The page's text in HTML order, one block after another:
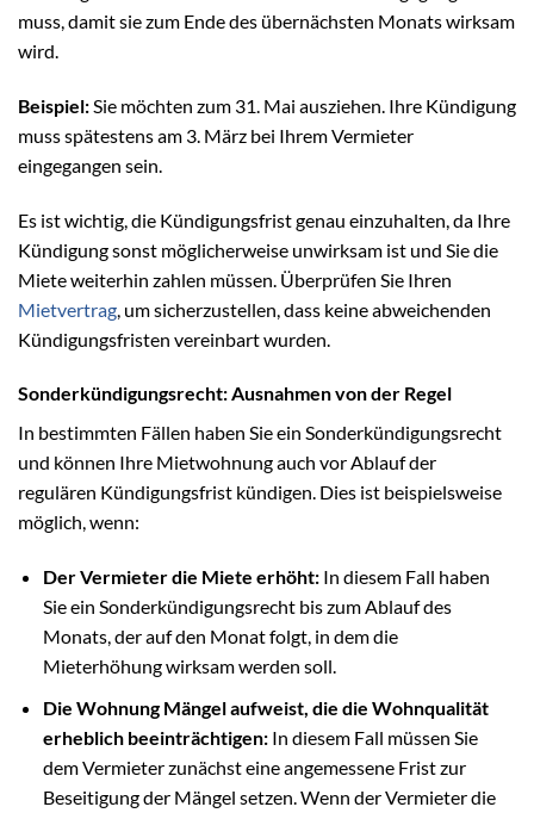
muss, damit sie zum Ende des übernächsten Monats wirksam
wird.
Beispiel: Sie möchten zum 31. Mai ausziehen. Ihre Kündigung
muss spätestens am 3. März bei Ihrem Vermieter
eingegangen sein.
Es ist wichtig, die Kündigungsfrist genau einzuhalten, da Ihre
Kündigung sonst möglicherweise unwirksam ist und Sie die
Miete weiterhin zahlen müssen. Überprüfen Sie Ihren
Mietvertrag , um sicherzustellen, dass keine abweichenden
Kündigungsfristen vereinbart wurden.
Sonderkündigungsrecht: Ausnahmen von der Regel
In bestimmten Fällen haben Sie ein Sonderkündigungsrecht
und können Ihre Mietwohnung auch vor Ablauf der
regulären Kündigungsfrist kündigen. Dies ist beispielsweise
möglich, wenn:
Der Vermieter die Miete erhöht:In diesem Fall haben
Sie ein Sonderkündigungsrecht bis zum Ablauf des
Monats, der auf den Monat folgt, in dem die
Mieterhöhung wirksam werden soll.
Die Wohnung Mängel aufweist, die die Wohnqualität
erheblich beeinträchtigen:In diesem Fall müssen Sie
dem Vermieter zunächst eine angemessene Frist zur
Beseitigung der Mängel setzen. Wenn der Vermieter die